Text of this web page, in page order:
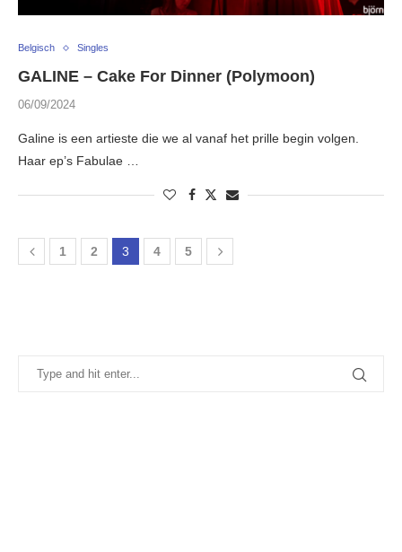
Belgisch Singles
GALINE – Cake For Dinner (Polymoon)
06/09/2024
Galine is een artieste die we al vanaf het prille begin volgen.
Haar ep’s Fabulae …
1 2 3 4 5